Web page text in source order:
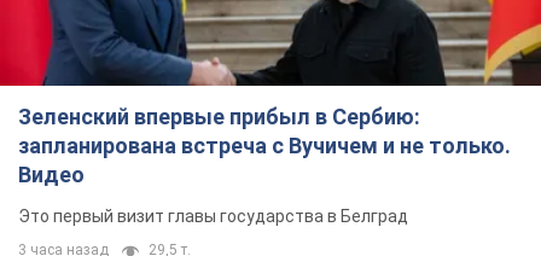
3 часа назад 29,5 т.
Третий армейский корпус создает для
российских оккупантов на Лиманском
направлении критический дискомфорт: как это
удалось
Сейчас это перерастает в кризис для всей группировки
5 часов назад 51,8 т.